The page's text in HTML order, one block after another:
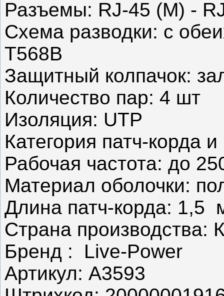
Разъемы: RJ-45 (M) -
Схема разводки: с
Т568В
Защитный колпачок:
Количество пар: 4 шт
Изоляция: UTP
Категория патч-корда
Рабочая частота: до
Материал оболочки:
Длина патч-корда: 1,5
Страна производства:
Бренд : Live-Power
Артикул: A3593